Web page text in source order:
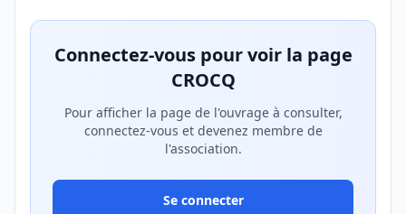
Connectez-vous pour voir la page
CROCQ
Pour afficher la page de l'ouvrage à consulter,
connectez-vous et devenez membre de
l'association.
Se connecter